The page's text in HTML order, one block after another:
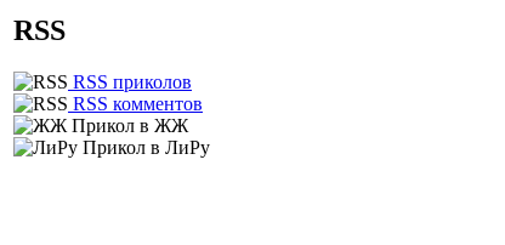
RSS
RSS приколов
RSS комментов
Прикол в ЖЖ
Прикол в ЛиРу